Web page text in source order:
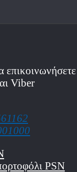
Viber
PSN